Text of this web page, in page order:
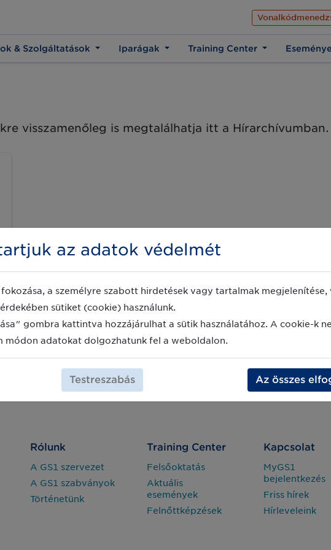
Az üzleti élet közös nyelve Hírek
& Szolgáltatások Iparágak Training Center
visszamenőleg is megtalálhatja itt a Hírarchívumban.
Rólunk
A GS1 szervezet
A GS1 szabványok
Történetünk
Training Center
Felsőoktatás
Aktuális
események
Felnőttképzések
Kapcsolat
MyGS1
bejelentkezés
Friss hírek
Hírleveleink
az adatok védelmét
a személyre szabott hirdetések vagy tartalmak megjelenítése,
sütiket (cookie) használunk.
gombra kattintva hozzájárulhat a sütik használatához. A cookie-k
módon adatokat dolgozhatunk fel a weboldalon.
Testreszabás Az összes